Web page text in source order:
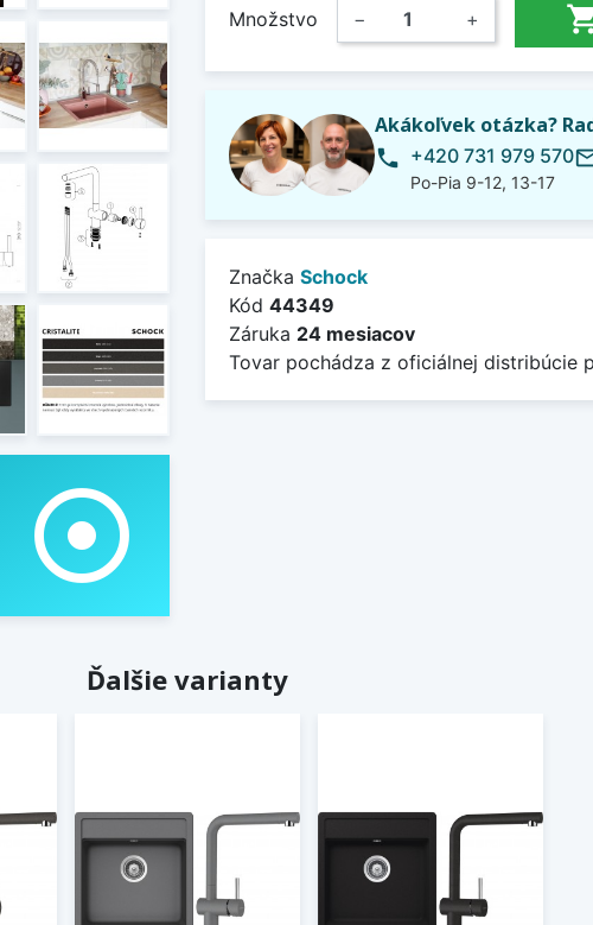
adjust
Množstvo − +
Akákoľvek otázka?
phone +420 731 979 570
Po-Pia 9-12, 13-17
Značka Schock
Kód 44349
Záruka 24 mesiacov
Tovar pochádza z oficiálnej distribúcie
Ďalšie varianty